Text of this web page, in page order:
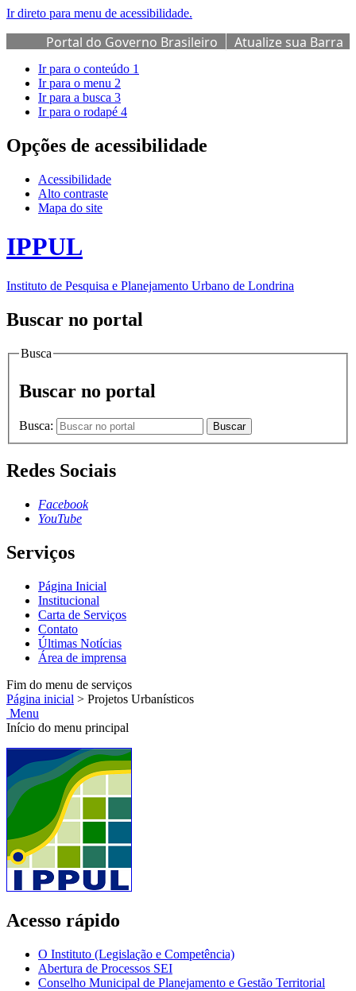
Ir direto para menu de acessibilidade.
Portal do Governo Brasileiro
Atualize sua Barra
de Governo
Ir para o conteúdo 1
Ir para o menu 2
Ir para a busca 3
Ir para o rodapé 4
Opções de acessibilidade
Acessibilidade
Alto contraste
Mapa do site
IPPUL
Instituto de Pesquisa e Planejamento Urbano de Londrina
Buscar no portal
Busca
Buscar no portal
Busca: Buscar
Redes Sociais
Facebook
YouTube
Serviços
Página Inicial
Institucional
Carta de Serviços
Contato
Últimas Notícias
Área de imprensa
Fim do menu de serviços
Página inicial > Projetos Urbanísticos
Menu
Início do menu principal
Acesso rápido
O Instituto (Legislação e Competência)
Abertura de Processos SEI
Conselho Municipal de Planejamento e Gestão Territorial